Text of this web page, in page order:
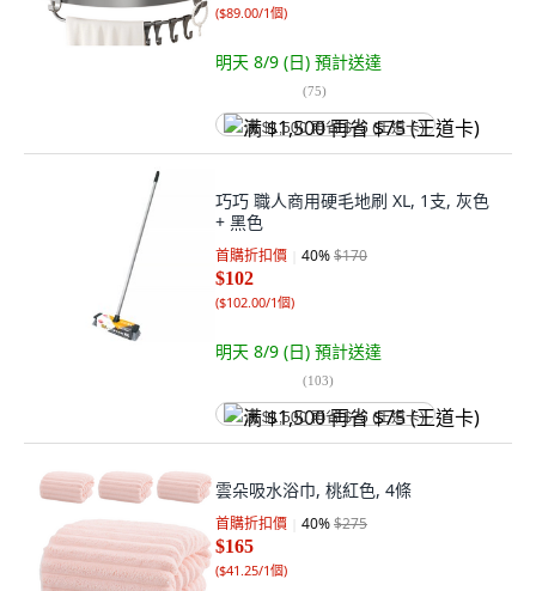
($89.00/1個)
明天 8/9 (日) 預計送達
(75)
满 $1,500 再省 $75 (王道卡)
巧巧 職人商用硬毛地刷 XL, 1支, 灰色
+ 黑色
首購折扣價 40%$170
$102
($102.00/1個)
明天 8/9 (日) 預計送達
(103)
满 $1,500 再省 $75 (王道卡)
雲朵吸水浴巾, 桃紅色, 4條
首購折扣價 40%$275
$165
($41.25/1個)